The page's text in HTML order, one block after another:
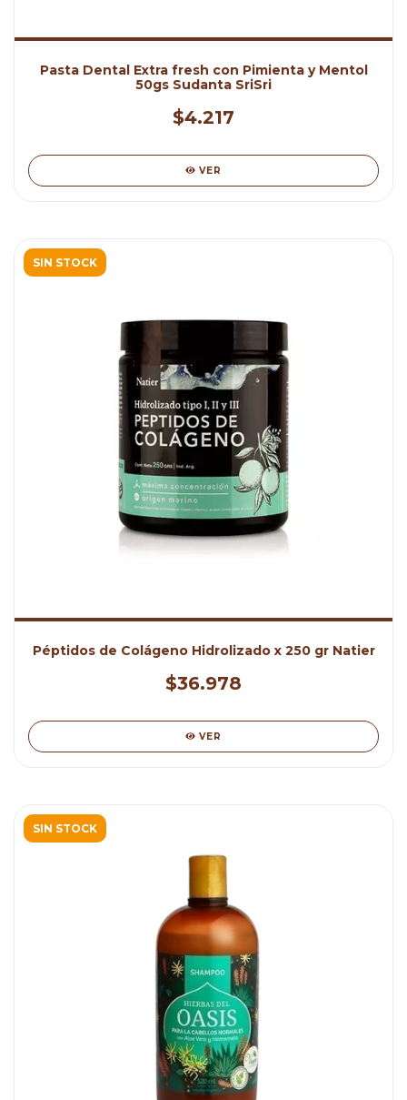
Pasta Dental Extra fresh con Pimienta y Mentol
50gs Sudanta SriSri
$4.217
VER
SIN STOCK
Péptidos de Colágeno Hidrolizado x 250 gr Natier
$36.978
VER
SIN STOCK